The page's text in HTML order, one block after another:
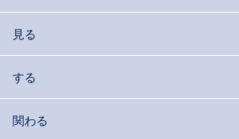
見る
する
関わる